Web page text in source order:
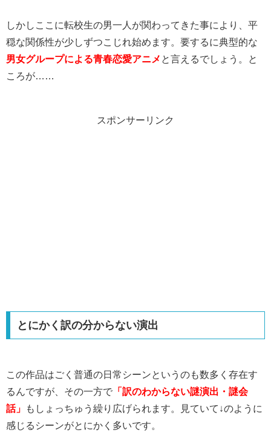
しかしここに転校生の男一人が関わってきた事により、平
穏な関係性が少しずつこじれ始めます。要するに典型的な
男女グループによる青春恋愛アニメ と言えるでしょう。と
ころが……
スポンサーリンク
とにかく訳の分からない演出
この作品はごく普通の日常シーンというのも数多く存在す
るんですが、その一方で 「訳のわからない謎演出・謎会
話」
もしょっちゅう繰り広げられます。見ていて↓のように
感じるシーンがとにかく多いです。